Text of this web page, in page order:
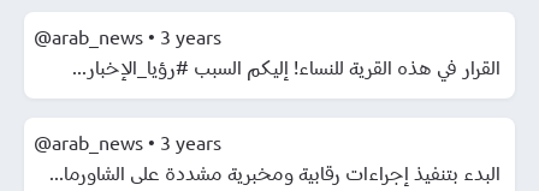
@arab_news • 3 years
القرار في هذه القرية للنساء! إليكم السبب #رؤيا_الإخبار...
@arab_news • 3 years
البدء بتنفيذ إجراءات رقابية ومخبرية مشددة على الشاورما...